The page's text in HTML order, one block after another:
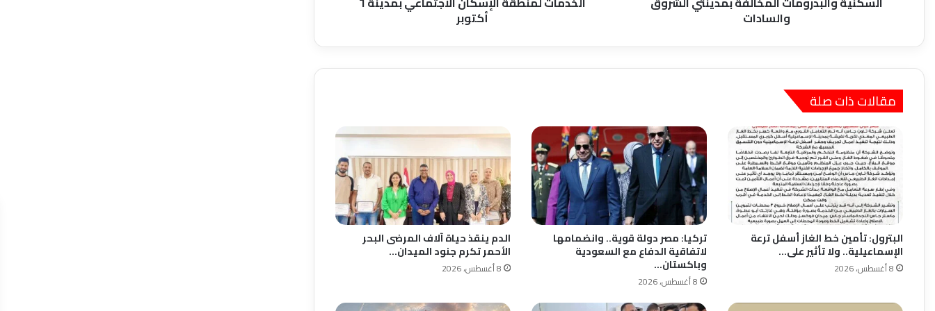
والسادات
أكتوبر
أكتوبر
مقالات ذات صلة
البترول: تأمين خط الغاز أسفل ترعة
الإسماعيلية.. ولا تأثير على…
8 أغسطس، 2026
تركيا: مصر دولة قوية.. وانضمامها
لاتفاقية الدفاع مع السعودية
وباكستان…
8 أغسطس، 2026
الدم ينقذ حياة آلاف المرضى البحر
الأحمر تكرم جنود الميدان…
8 أغسطس، 2026